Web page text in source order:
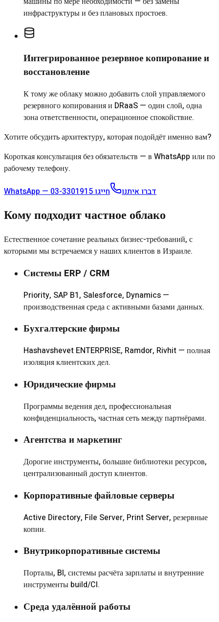
инфраструктуры и без плановых простоев.
Интегрированное резервное копирование и
восстановление
К тому же облаку можно добавить слой управляемого
резервного копирования и DRaaS — один слой, одна
зона ответственности, операционное спокойствие.
Хотите обсудить архитектуру, которая подойдёт именно вам?
Короткая консультация без обязательств — в WhatsApp или по
рабочему телефону.
WhatsApp — דברו איתנו
חייגו 03-3301915
Кому подходит частное облако
Естественное сочетание реальных бизнес-требований, с
которыми мы встречаемся у наших клиентов в Израиле.
Системы ERP / CRM
Priority, SAP B1, Salesforce, Dynamics —
производственная среда с активными базами данных.
Бухгалтерские фирмы
Hashavshevet ENTERPRISE, Ramdor, Rivhit — полная
изоляция клиентских дел.
Юридические фирмы
Программы ведения дел, профессиональная
конфиденциальность, частная сеть между партнёрами.
Агентства и маркетинг
Дорогие инструменты, большие библиотеки ресурсов,
централизованный доступ клиентов.
Корпоративные файловые серверы
Active Directory, File Server, Print Server, резервные
копии.
Внутрикорпоративные системы
Порталы, BI, системы расчёта зарплаты и внутренние
инструменты build/CI.
Среда удалённой работы